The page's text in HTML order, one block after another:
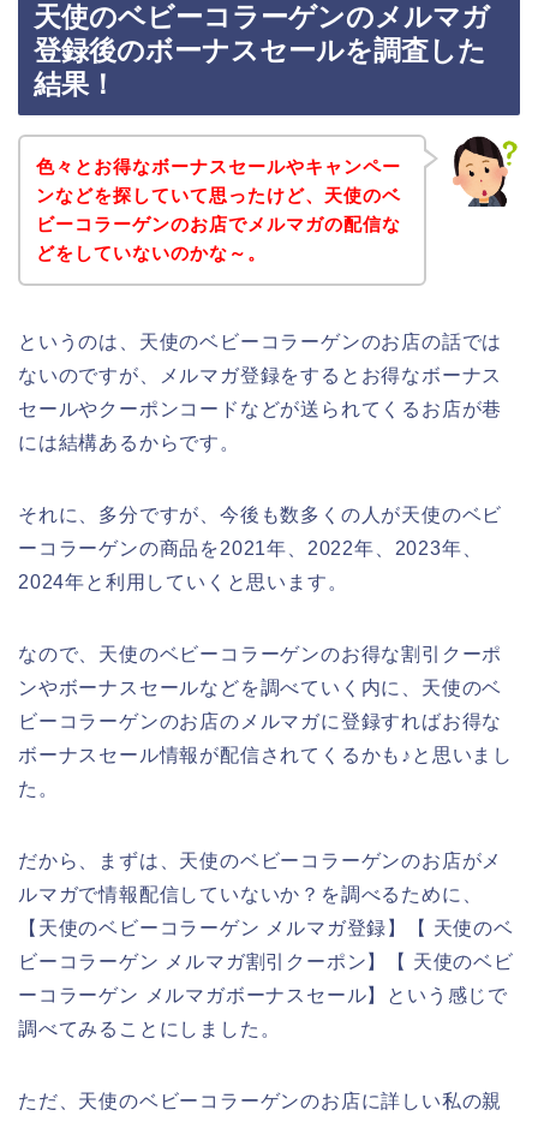
天使のベビーコラーゲンのメルマガ
登録後のボーナスセールを調査した
結果！
色々とお得なボーナスセールやキャンペー
ンなどを探していて思ったけど、天使のベ
ビーコラーゲンのお店でメルマガの配信な
どをしていないのかな～。
というのは、天使のベビーコラーゲンのお店の話では
ないのですが、メルマガ登録をするとお得なボーナス
セールやクーポンコードなどが送られてくるお店が巷
には結構あるからです。
それに、多分ですが、今後も数多くの人が天使のベビ
ーコラーゲンの商品を2021年、2022年、2023年、
2024年と利用していくと思います。
なので、天使のベビーコラーゲンのお得な割引クーポ
ンやボーナスセールなどを調べていく内に、天使のベ
ビーコラーゲンのお店のメルマガに登録すればお得な
ボーナスセール情報が配信されてくるかも♪と思いまし
た。
だから、まずは、天使のベビーコラーゲンのお店がメ
ルマガで情報配信していないか？を調べるために、
【天使のベビーコラーゲン メルマガ登録】【 天使のベ
ビーコラーゲン メルマガ割引クーポン】【 天使のベビ
ーコラーゲン メルマガボーナスセール】という感じで
調べてみることにしました。
ただ、天使のベビーコラーゲンのお店に詳しい私の親